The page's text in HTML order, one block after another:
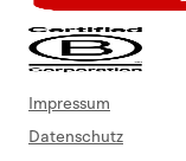
Impressum
Datenschutz